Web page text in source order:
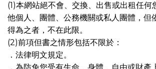
(1)本網站絕不會、交換、出售或出租任何
他個人、團體、公務機關或私人團體，但
得為之者，不在此限。
(2)前項但書之情形包括不限於：
．法律明文規定。